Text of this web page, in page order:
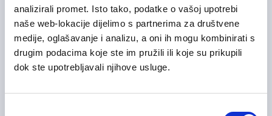
analizirali promet. Isto tako, podatke o vašoj upotrebi
naše web-lokacije dijelimo s partnerima za društvene
medije, oglašavanje i analizu, a oni ih mogu kombinirati s
drugim podacima koje ste im pružili ili koje su prikupili
dok ste upotrebljavali njihove usluge.
On-site radZagrebačka županija
Group Credit & Controlling